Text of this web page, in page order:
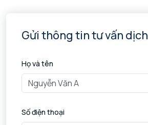
Gửi thông tin tư vấn
Họ và tên
Số điện thoại